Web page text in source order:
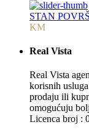
STAN
KM
Real Vista
Real Vista
korisnih
prodaju ili
omogućuju
Licenca broj :